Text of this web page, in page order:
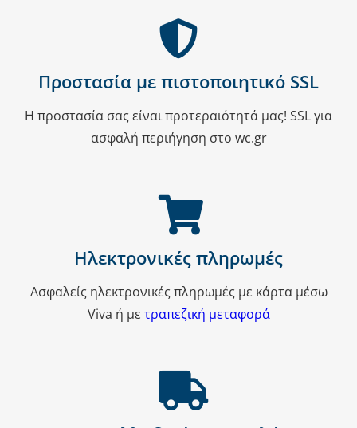
επιλογές
να
Προστασία με πιστοποιητικό SSL
Η προστασία σας είναι προτεραιότητά μας! SSL για
ασφαλή περιήγηση στο wc.gr
Ηλεκτρονικές πληρωμές
Ασφαλείς ηλεκτρονικές πληρωμές με κάρτα μέσω
Viva ή με τραπεζική μεταφορά